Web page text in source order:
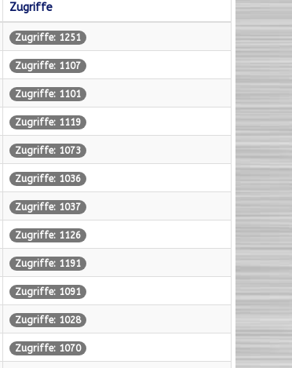
Zugriffe
Zugriffe: 1251
Zugriffe: 1107
Zugriffe: 1101
Zugriffe: 1119
Zugriffe: 1073
Zugriffe: 1036
Zugriffe: 1037
Zugriffe: 1126
Zugriffe: 1191
Zugriffe: 1091
Zugriffe: 1028
Zugriffe: 1070